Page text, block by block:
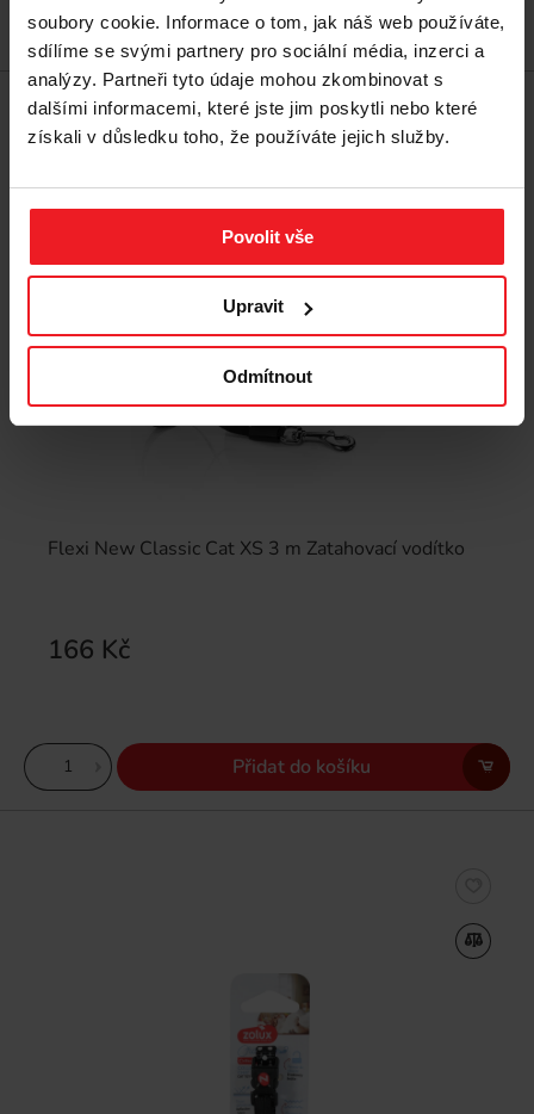
soubory cookie. Informace o tom, jak náš web používáte,
sdílíme se svými partnery pro sociální média, inzerci a
analýzy. Partneři tyto údaje mohou zkombinovat s
dalšími informacemi, které jste jim poskytli nebo které
získali v důsledku toho, že používáte jejich služby.
Povolit vše
Upravit
Odmítnout
Přidat do košíku
Flexi New Classic Cat XS 3 m Zatahovací vodítko
166 Kč
Přidat do košíku